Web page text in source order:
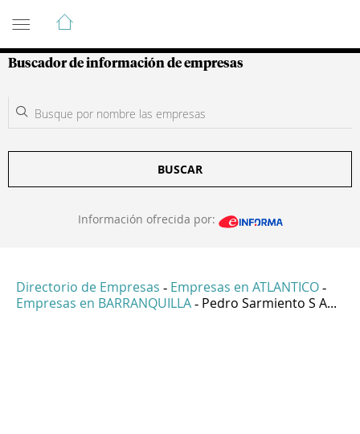
Guía de Empresas Colombianas
Buscador de información de empresas
BUSCAR
Información ofrecida por:
Directorio de Empresas - Empresas en ATLANTICO -
Empresas en BARRANQUILLA - Pedro Sarmiento S A...